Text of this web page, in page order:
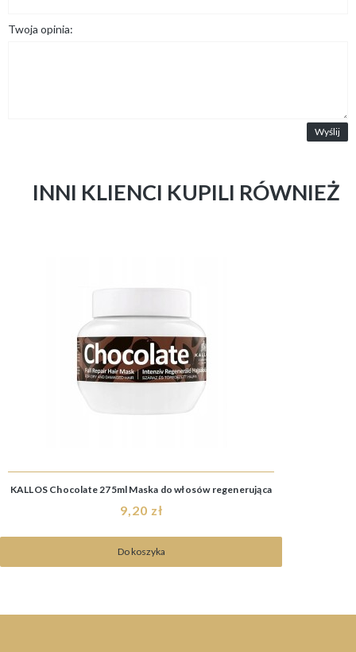
Twoja opinia:
Wyślij
INNI KLIENCI KUPILI RÓWNIEŻ
KALLOS Chocolate 275ml Maska do włosów regenerująca
9,20 zł
Do koszyka